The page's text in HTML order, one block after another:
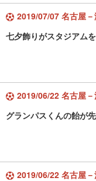
2019/07/07 名古屋
七夕飾りがスタジアム
2019/06/22 名古屋
グランパスくんの飴が
2019/06/22 名古屋